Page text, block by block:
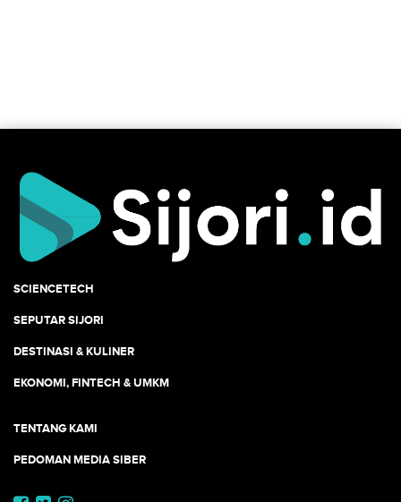
SCIENCETECH
SEPUTAR SIJORI
DESTINASI & KULINER
EKONOMI, FINTECH & UMKM
TENTANG KAMI
PEDOMAN MEDIA SIBER